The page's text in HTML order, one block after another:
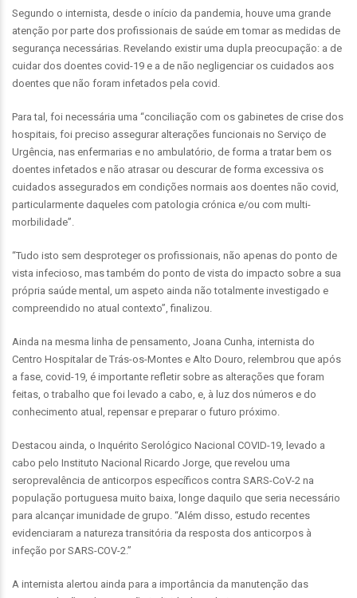
Segundo o internista, desde o início da pandemia, houve uma grande
atenção por parte dos profissionais de saúde em tomar as medidas de
segurança necessárias. Revelando existir uma dupla preocupação: a de
cuidar dos doentes covid-19 e a de não negligenciar os cuidados aos
doentes que não foram infetados pela covid.
Para tal, foi necessária uma “conciliação com os gabinetes de crise dos
hospitais, foi preciso assegurar alterações funcionais no Serviço de
Urgência, nas enfermarias e no ambulatório, de forma a tratar bem os
doentes infetados e não atrasar ou descurar de forma excessiva os
cuidados assegurados em condições normais aos doentes não covid,
particularmente daqueles com patologia crónica e/ou com multi-
morbilidade”.
“Tudo isto sem desproteger os profissionais, não apenas do ponto de
vista infecioso, mas também do ponto de vista do impacto sobre a sua
própria saúde mental, um aspeto ainda não totalmente investigado e
compreendido no atual contexto”, finalizou.
Ainda na mesma linha de pensamento, Joana Cunha, internista do
Centro Hospitalar de Trás-os-Montes e Alto Douro, relembrou que após
a fase, covid-19, é importante refletir sobre as alterações que foram
feitas, o trabalho que foi levado a cabo, e, à luz dos números e do
conhecimento atual, repensar e preparar o futuro próximo.
Destacou ainda, o Inquérito Serológico Nacional COVID-19, levado a
cabo pelo Instituto Nacional Ricardo Jorge, que revelou uma
seroprevalência de anticorpos específicos contra SARS-CoV-2 na
população portuguesa muito baixa, longe daquilo que seria necessário
para alcançar imunidade de grupo. “Além disso, estudo recentes
evidenciaram a natureza transitória da resposta dos anticorpos à
infeção por SARS-COV-2.”
A internista alertou ainda para a importância da manutenção das